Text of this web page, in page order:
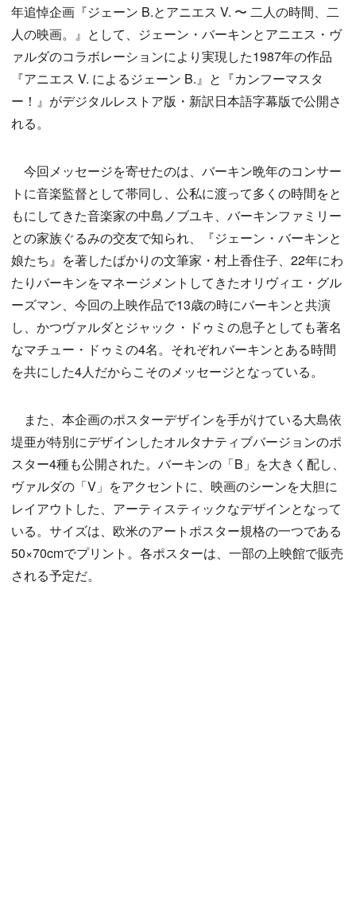
年追悼企画『ジェーン B.とアニエス V. 〜 二人の時間、二
人の映画。』として、ジェーン・バーキンとアニエス・ヴ
ァルダのコラボレーションにより実現した1987年の作品
『アニエス V. によるジェーン B.』と『カンフーマスタ
ー！』がデジタルレストア版・新訳日本語字幕版で公開さ
れる。
今回メッセージを寄せたのは、バーキン晩年のコンサー
トに音楽監督として帯同し、公私に渡って多くの時間をと
もにしてきた音楽家の中島ノブユキ、バーキンファミリー
との家族ぐるみの交友で知られ、『ジェーン・バーキンと
娘たち』を著したばかりの文筆家・村上香住子、22年にわ
たりバーキンをマネージメントしてきたオリヴィエ・グル
ーズマン、今回の上映作品で13歳の時にバーキンと共演
し、かつヴァルダとジャック・ドゥミの息子としても著名
なマチュー・ドゥミの4名。それぞれバーキンとある時間
を共にした4人だからこそのメッセージとなっている。
また、本企画のポスターデザインを手がけている大島依
堤亜が特別にデザインしたオルタナティブバージョンのポ
スター4種も公開された。バーキンの「B」を大きく配し、
ヴァルダの「V」をアクセントに、映画のシーンを大胆に
レイアウトした、アーティスティックなデザインとなって
いる。サイズは、欧米のアートポスター規格の一つである
50×70cmでプリント。各ポスターは、一部の上映館で販売
される予定だ。